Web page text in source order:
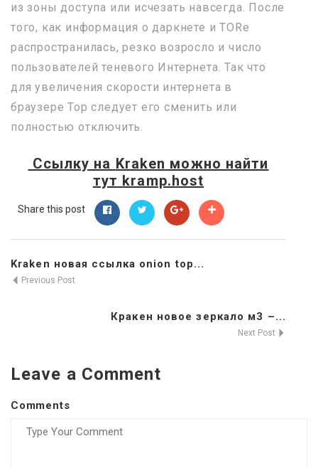
из зоны доступа или исчезать навсегда. После
того, как информация о даркнете и TORе
распространилась, резко возросло и число
пользователей теневого Интернета. Так что
для увеличения скорости интернета в
браузере Тор следует его сменить или
полностью отключить.
Ссылку на Kraken можно найти
тут kramp.host
Share this post
Kraken новая ссылка onion top...
Previous Post
Кракен новое зеркало м3 –...
Next Post
Leave a Comment
Comments